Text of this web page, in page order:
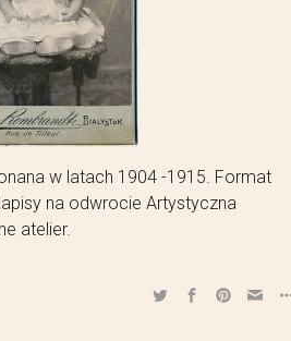
w latach 1904 -1915. Format
na odwrocie Artystyczna
atelier.